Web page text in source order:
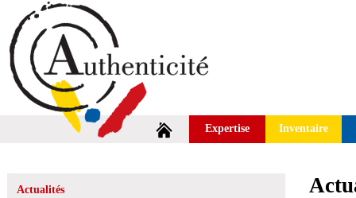
Expertise Inventaire
Actualités